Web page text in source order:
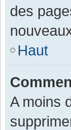
des
Haut
A moins